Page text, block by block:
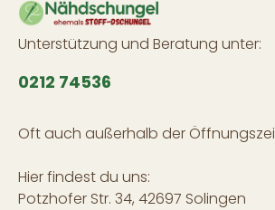
Unterstützung und Beratung unter:
0212 74536
Oft auch außerhalb der
Hier findest du uns:
Potzhofer Str. 34, 42697 Solingen